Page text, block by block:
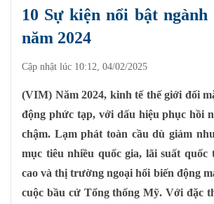
10 Sự kiện nổi bật ngành
năm 2024
Cập nhật lúc 10:12, 04/02/2025
(VIM) Năm 2024, kinh tế thế giới đối
động phức tạp, với dấu hiệu phục hồi
chậm. Lạm phát toàn cầu dù giảm
mục tiêu nhiều quốc gia, lãi suất
cao và thị trường ngoại hối biến động
cuộc bầu cử Tổng thống Mỹ. Với đặc